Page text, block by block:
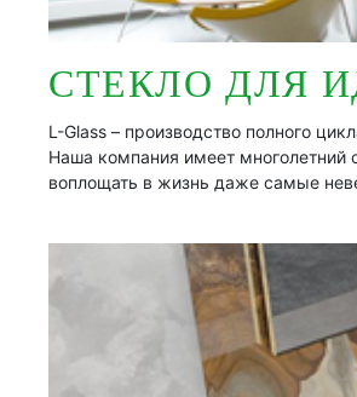
СТЕКЛО ДЛЯ
L-Glass – производство полного
Наша компания имеет многолетний
воплощать в жизнь даже самые